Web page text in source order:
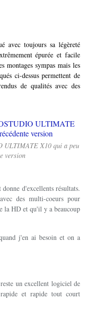
avec toujours sa légèreté
épurée et facile
montages sympas mais les
ci-dessus permettent de
de qualités avec des
ULTIMATE X10 qui a peu
version
d'excellents résultats.
des multi-coeurs pour
la HD et qu'il y a beaucoup
j'en ai besoin et on a
un excellent logiciel de
et rapide tout court